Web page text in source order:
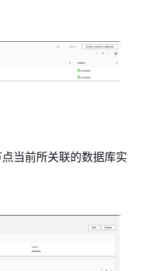
当前所关联的数据库实